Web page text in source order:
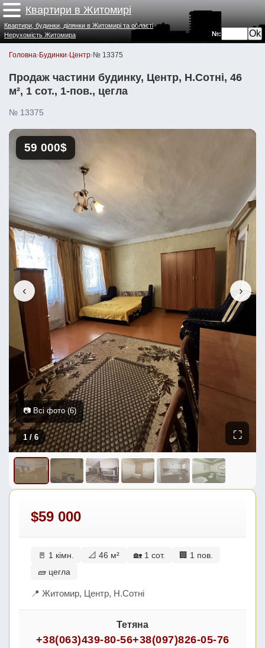
Квартири в Житомирі
№:
Квартири, будинки, ділянки в Житомирі та області
Нерухомість Житомира
Головна›Будинки›Центр›№ 13375
Продаж частини будинку, Центр, Н.Сотні, 46
м², 1 сот., 1-пов., цегла
№ 13375
‹ ›
59 000$
1 / 6 ⛶
📷 Всі фото (6)
$59 000
🚪 1 кімн. 📐 46 м² 🏡 1 сот.
🏢 1 пов.
🧱 цегла
📍 Житомир, Центр, Н.Сотні
Тетяна
+38(063)439-80-56+38(097)826-05-76